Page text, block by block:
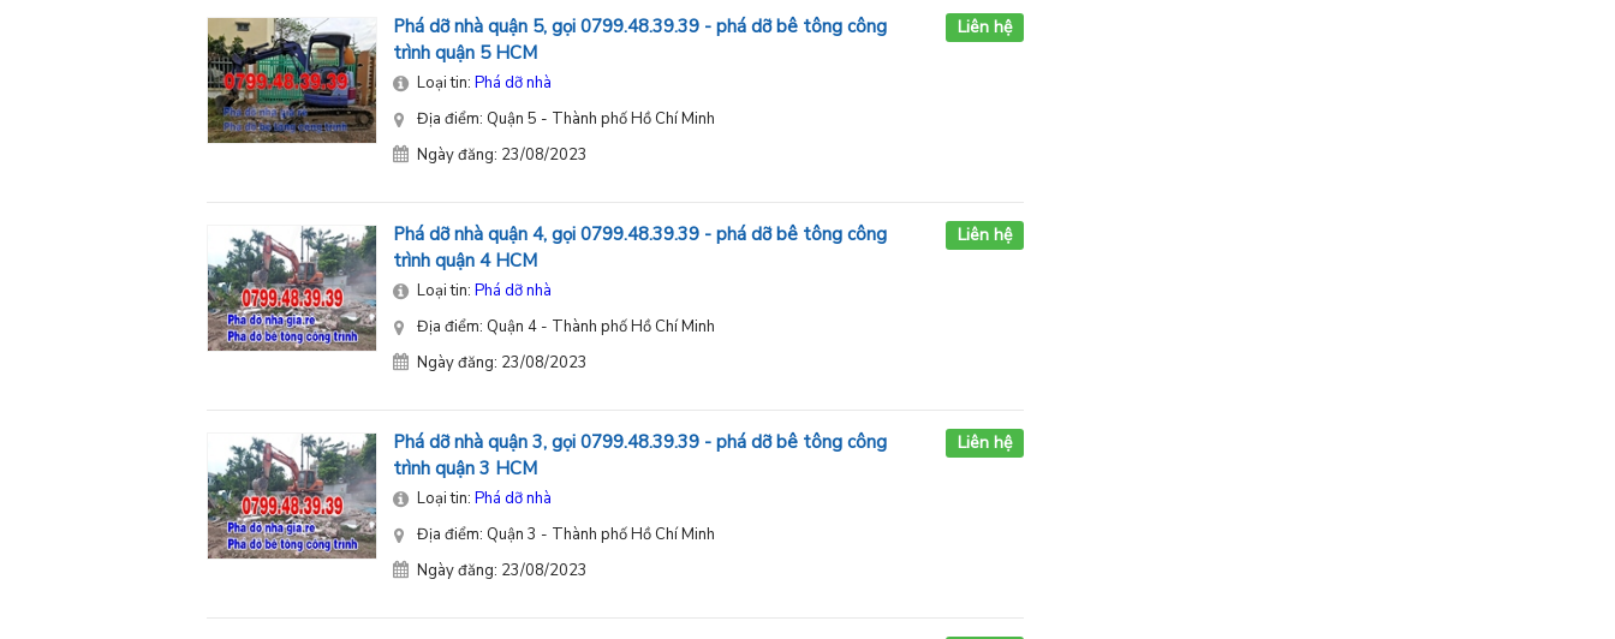
Phá dỡ nhà quận 5, gọi 0799.48.39.39 - phá dỡ bê tông công
trình quận 5 HCM
Liên hệ
Loại tin: Phá dỡ nhà
Địa điểm: Quận 5 - Thành phố Hồ Chí Minh
Ngày đăng: 23/08/2023
Phá dỡ nhà quận 4, gọi 0799.48.39.39 - phá dỡ bê tông công
trình quận 4 HCM
Liên hệ
Loại tin: Phá dỡ nhà
Địa điểm: Quận 4 - Thành phố Hồ Chí Minh
Ngày đăng: 23/08/2023
Phá dỡ nhà quận 3, gọi 0799.48.39.39 - phá dỡ bê tông công
trình quận 3 HCM
Liên hệ
Loại tin: Phá dỡ nhà
Địa điểm: Quận 3 - Thành phố Hồ Chí Minh
Ngày đăng: 23/08/2023